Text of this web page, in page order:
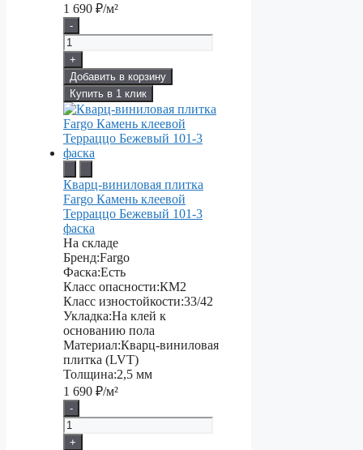
1 690 ₽/м²
-
+
Добавить в корзину
Купить в 1 клик
Кварц-виниловая плитка
Fargo Камень клеевой
Терраццо Бежевый 101-3
фаска
На складе
Бренд:Fargo
Фаска:Есть
Класс опасности:КМ2
Класс изностойкости:33/42
Укладка:На клей к
основанию пола
Материал:Кварц-виниловая
плитка (LVT)
Толщина:2,5 мм
1 690 ₽/м²
-
+